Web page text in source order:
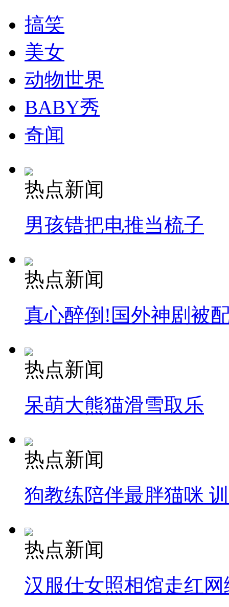
搞笑
美女
动物世界
BABY秀
奇闻
热点新闻
男孩错把电推当梳子
热点新闻
真心醉倒!国外神剧被
热点新闻
呆萌大熊猫滑雪取乐
热点新闻
狗教练陪伴最胖猫咪
热点新闻
汉服仕女照相馆走红网